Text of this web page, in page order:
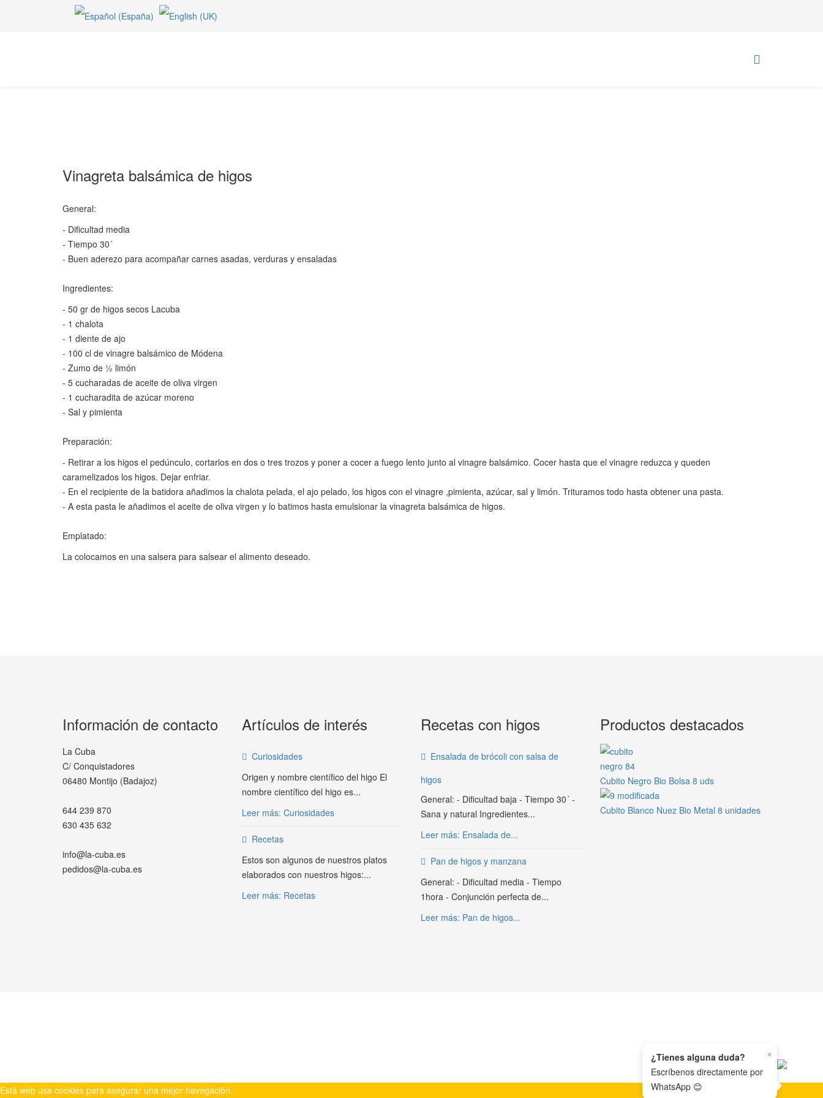
Vinagreta balsámica de higos
General:
- Dificultad media
- Tiempo 30´
- Buen aderezo para acompañar carnes asadas, verduras y ensaladas
Ingredientes:
- 50 gr de higos secos Lacuba
- 1 chalota
- 1 diente de ajo
- 100 cl de vinagre balsámico de Módena
- Zumo de ½ limón
- 5 cucharadas de aceite de oliva virgen
- 1 cucharadita de azúcar moreno
- Sal y pimienta
Preparación:
- Retirar a los higos el pedúnculo, cortarlos en dos o tres trozos y poner a cocer a fuego lento junto al vinagre balsámico. Cocer hasta que el vinagre reduzca y queden
caramelizados los higos. Dejar enfriar.
- En el recipiente de la batidora añadimos la chalota pelada, el ajo pelado, los higos con el vinagre ,pimienta, azúcar, sal y limón. Trituramos todo hasta obtener una pasta.
- A esta pasta le añadimos el aceite de oliva virgen y lo batimos hasta emulsionar la vinagreta balsámica de higos.
Emplatado:
La colocamos en una salsera para salsear el alimento deseado.
Información de contacto
La Cuba
C/ Conquistadores
06480 Montijo (Badajoz)
644 239 870
630 435 632
info@la-cuba.es
pedidos@la-cuba.es
Artículos de interés
Curiosidades
Origen y nombre científico del higo El
nombre científico del higo es...
Leer más: Curiosidades
Recetas
Estos son algunos de nuestros platos
elaborados con nuestros higos:...
Leer más: Recetas
Recetas con higos
Ensalada de brócoli con salsa de
higos
General: - Dificultad baja - Tiempo 30´ -
Sana y natural Ingredientes...
Leer más: Ensalada de...
Pan de higos y manzana
General: - Dificultad media - Tiempo
1hora - Conjunción perfecta de...
Leer más: Pan de higos...
Productos destacados
Cubito Negro Bio Bolsa 8 uds
Cubito Blanco Nuez Bio Metal 8 unidades
×
¿Tienes alguna duda?
Escríbenos directamente por
WhatsApp 😊
Está web usa cookies para asegurar una mejor navegación.